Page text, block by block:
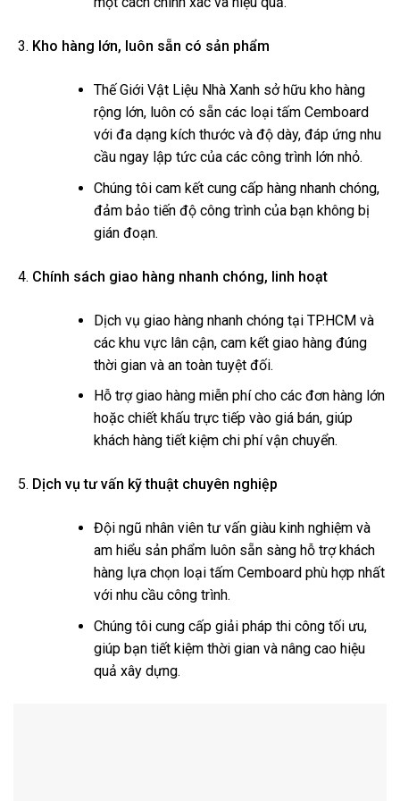
Kho hàng lớn, luôn sẵn có sản phẩm
Thế Giới Vật Liệu Nhà Xanh sở hữu kho hàng
rộng lớn, luôn có sẵn các loại tấm Cemboard
với đa dạng kích thước và độ dày, đáp ứng nhu
cầu ngay lập tức của các công trình lớn nhỏ.
Chúng tôi cam kết cung cấp hàng nhanh chóng,
đảm bảo tiến độ công trình của bạn không bị
gián đoạn.
Chính sách giao hàng nhanh chóng, linh hoạt
Dịch vụ giao hàng nhanh chóng tại TP.HCM và
các khu vực lân cận, cam kết giao hàng đúng
thời gian và an toàn tuyệt đối.
Hỗ trợ giao hàng miễn phí cho các đơn hàng lớn
hoặc chiết khấu trực tiếp vào giá bán, giúp
khách hàng tiết kiệm chi phí vận chuyển.
Dịch vụ tư vấn kỹ thuật chuyên nghiệp
Đội ngũ nhân viên tư vấn giàu kinh nghiệm và
am hiểu sản phẩm luôn sẵn sàng hỗ trợ khách
hàng lựa chọn loại tấm Cemboard phù hợp nhất
với nhu cầu công trình.
Chúng tôi cung cấp giải pháp thi công tối ưu,
giúp bạn tiết kiệm thời gian và nâng cao hiệu
quả xây dựng.